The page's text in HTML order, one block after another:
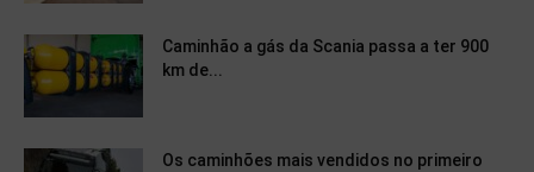
Caminhão a gás da Scania passa a ter 900
km de...
Os caminhões mais vendidos no primeiro